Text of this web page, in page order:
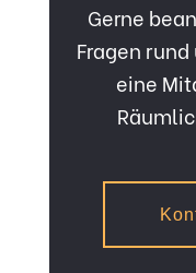
Gerne
Fragen
eine